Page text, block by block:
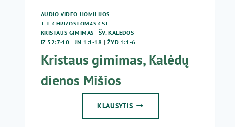
AUDIO VIDEO HOMILIJOS
T. J. CHRIZOSTOMAS CSJ
KRISTAUS GIMIMAS - ŠV. KALĖDOS
IZ 52:7-10 | JN 1:1-18 |ŽYD 1:1-6
Kristaus gimimas, Kalėdų
dienos Mišios
KLAUSYTISKRISTAUS